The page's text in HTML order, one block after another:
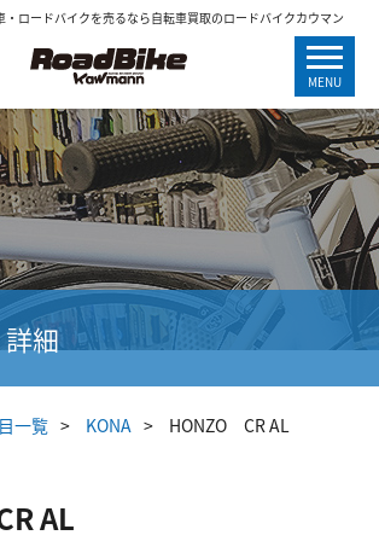
・ロードバイクを売るなら自転車買取のロードバイクカウマン
MENU
細
一覧 KONA HONZO CR AL
AL